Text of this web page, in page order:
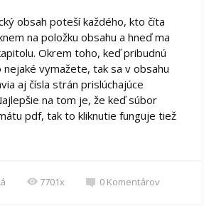
obsah poteší každého, kto číta
na položku obsahu a hneď ma
Okrem toho, keď pribudnú
vymažete, tak sa v obsahu
aj čísla strán prislúchajúce
na tom je, že keď súbor
pdf, tak to kliknutie funguje tiež
7701x 0 Komentárov